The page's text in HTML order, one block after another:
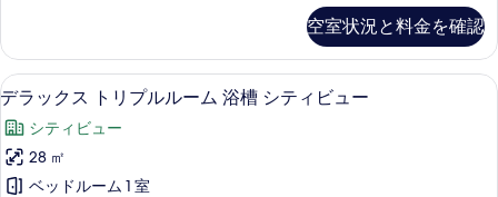
べ
て
の
写
真
詳
細
ー
ム
シ
ン
グ
ル
ア
ツ
イ
ル
ー
ム
空室状況と料金を確認
デ
ラ
ッ
ク
デラックス トリプルルーム 浴槽 シ
7
デラックス トリプルルーム 浴槽 シティビュー
シティビュー
28 ㎡
ベッドルーム 1 室